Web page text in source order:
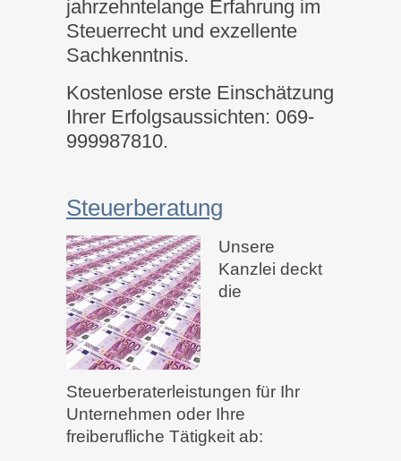
jahrzehntelange Erfahrung im
Steuerrecht und exzellente
Sachkenntnis.
Kostenlose erste Einschätzung
Ihrer Erfolgsaussichten: 069-
999987810.
Steuerberatung
Unsere
Kanzlei deckt
die
Steuerberaterleistungen für Ihr
Unternehmen oder Ihre
freiberufliche Tätigkeit ab: